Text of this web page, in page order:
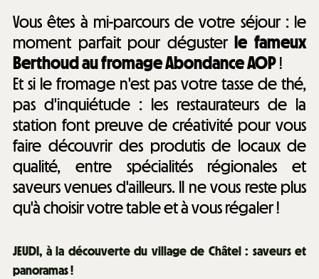
Vous êtes à mi-parcours de votre séjour : le
moment parfait pour dégusterle fameux
Berthoud au fromage Abondance AOP!
Et si le fromage n'est pas votre tasse de thé,
pas d'inquiétude : les restaurateurs de la
station font preuve de créativité pour vous
faire découvrir des produtis de locaux de
qualité, entre spécialités régionales et
saveurs venues d'ailleurs. Il ne vous reste plus
qu'à choisir votre table et à vous régaler !
JEUDI, à la découverte du village de Châtel : saveurs et
panoramas !